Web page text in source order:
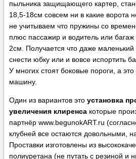
пыльника защищающего картер,
18,5-18см совсем ни в какие ворота
не учитываем что пружины со
плюс пассажир и водитель или
2см. Получается что даже
снести юбку или и вовсе испортить
У многих стоят боковые пороги, а
машину.
Один из вариантов это установка
увеличения клиренса которые
партнёр www.begunokART.ru
клубней все остаются довольными,
Проставки изготовлены из
полиуретана (не путать с резиной и